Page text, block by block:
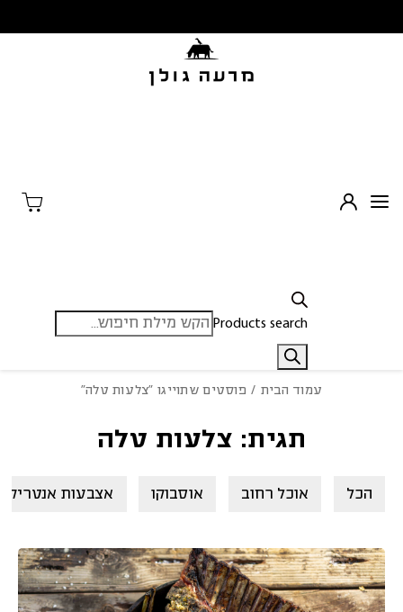
Products search
עמוד הבית / פוסטים שתוייגו ”צלעות טלה“
תגית: צלעות טלה
הכל אוכל רחוב אוסבוקו אצבעות